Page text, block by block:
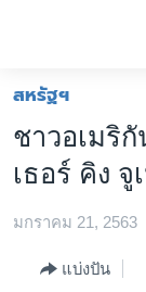
ต่อ
เนื้อหา
ข้าม
โลก
เอเชีย
สหรัฐฯ
ไทย
สหรัฐฯ
ชาวอเมริ
เธอร์ คิง จู
มกราคม 21, 2563
แบ่งปัน